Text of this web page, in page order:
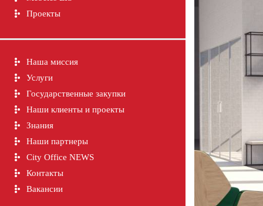
Проекты
Наша миссия
Услуги
Государственные закупки
Наши клиенты и проекты
Знания
Наши партнеры
City Office NEWS
Контакты
Вакансии